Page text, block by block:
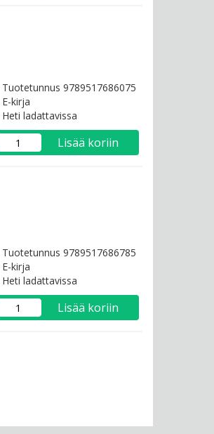
Tuotetunnus 9789517686075
E-kirja
Heti ladattavissa
Lisää koriin
Tuotetunnus 9789517686785
E-kirja
Heti ladattavissa
Lisää koriin